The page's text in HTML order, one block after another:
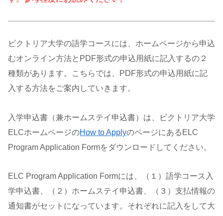
ビクトリア大学の語学コースには、ホームページから申込
むオンライン方法とPDF形式の申込用紙に記入するの２
種類があります。こちらでは、PDF形式の申込用紙に記
入する方法をご案内していきます。
入学申込書（兼ホームステイ申込書）は、ビクトリア大学
ELCホームページのHow to ApplyのページにあるELC
Program Application Formをダウンロードしてください。
ELC Program Application Formには、（１）語学コース入
学申込書、（２）ホームステイ申込書、（３）支払情報の
通知書がセットになっています。それぞれに記入をして大